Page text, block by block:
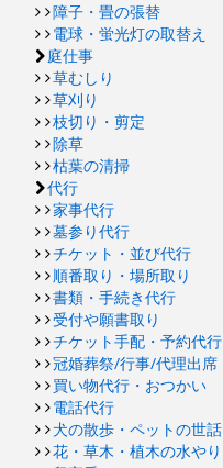
障子・畳の張替
電球・蛍光灯の取替え
庭仕事
草むしり
草刈り
枝切り・剪定
除草
枯葉の清掃
代行
家事代行
墓参り代行
チケット・並び代行
順番取り・場所取り
書類・手続き代行
受付や願書取り
チケット手配・予約代行
冠婚葬祭/行事/代理出席
買い物代行・おつかい
電話代行
犬の散歩・ペットの世話
花・草木・植木の水やり